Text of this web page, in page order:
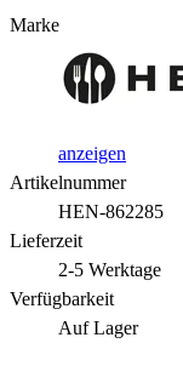
Marke
anzeigen
Artikelnummer
HEN-862285
Lieferzeit
2-5 Werktage
Verfügbarkeit
Auf Lager